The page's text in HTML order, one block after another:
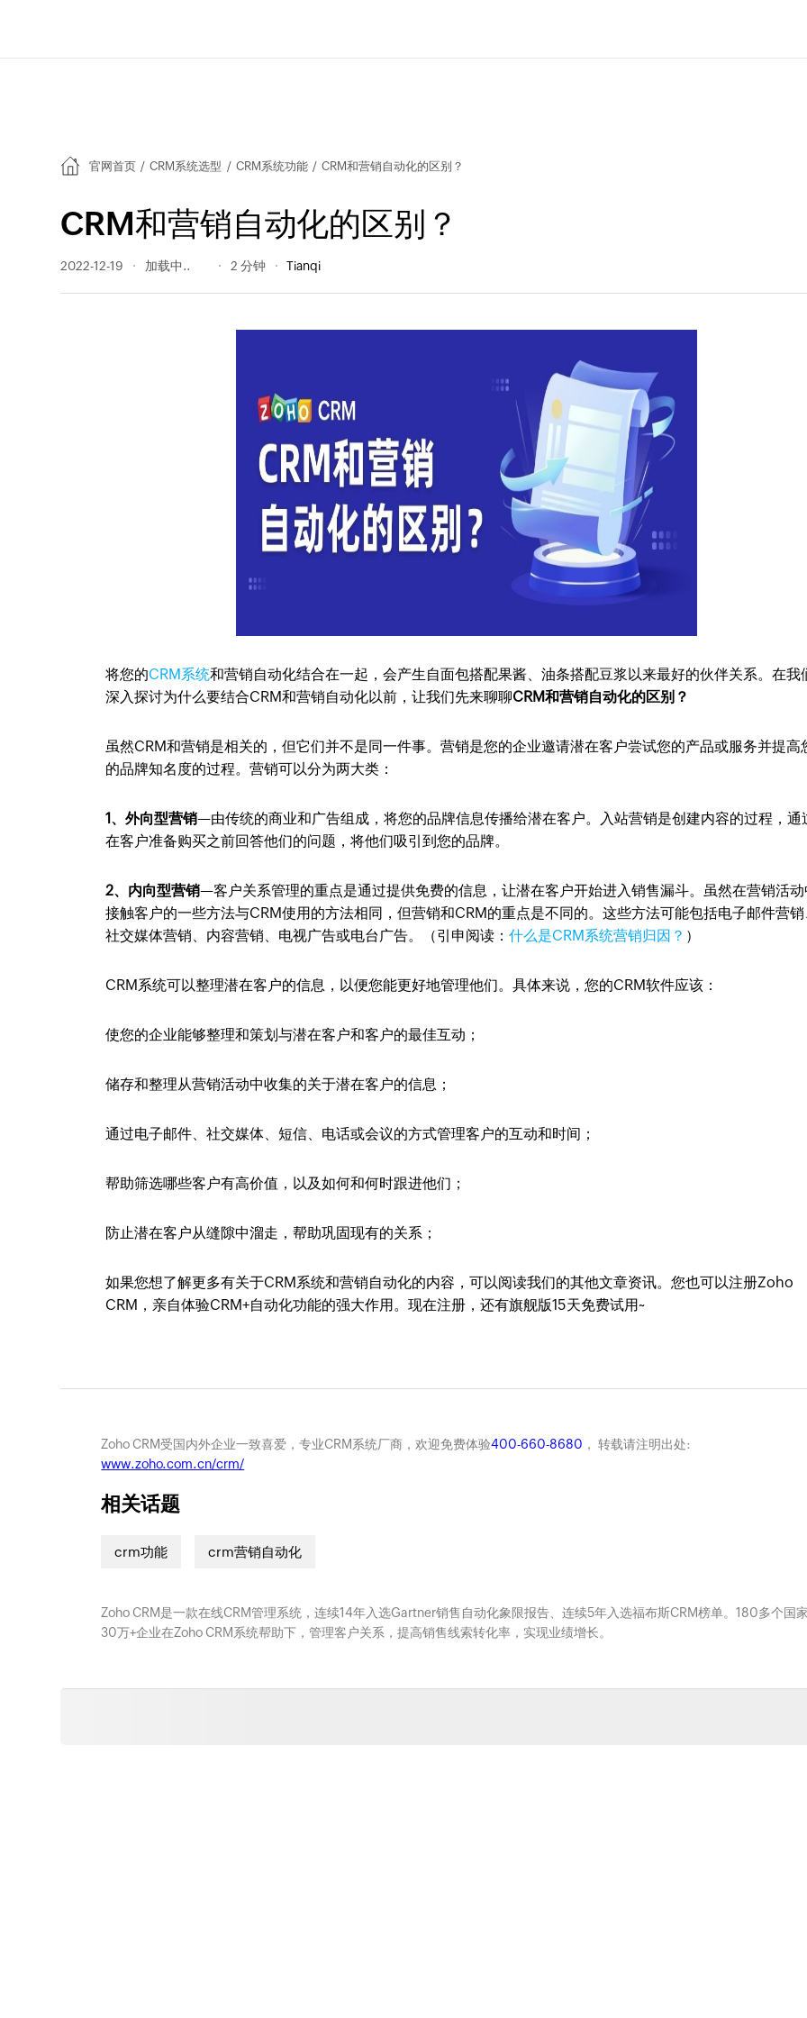
官网首页 / CRM系统选型 / CRM系统功能 / CRM和营销自动化的区别？
CRM和营销自动化的区别？
2022-12-19 266 阅读量 2 分钟 Tianqi
将您的CRM系统和营销自动化结合在一起，会产生自面包搭配果酱、油条搭配豆浆以来最好的伙伴关系。在我
深入探讨为什么要结合CRM和营销自动化以前，让我们先来聊聊CRM和营销自动化的区别？
虽然CRM和营销是相关的，但它们并不是同一件事。营销是您的企业邀请潜在客户尝试您的产品或服务并提高
的品牌知名度的过程。营销可以分为两大类：
1、外向型营销—由传统的商业和广告组成，将您的品牌信息传播给潜在客户。入站营销是创建内容的过程，通
在客户准备购买之前回答他们的问题，将他们吸引到您的品牌。
2、内向型营销—客户关系管理的重点是通过提供免费的信息，让潜在客户开始进入销售漏斗。虽然在营销活动
接触客户的一些方法与CRM使用的方法相同，但营销和CRM的重点是不同的。这些方法可能包括电子邮件营销
社交媒体营销、内容营销、电视广告或电台广告。（引申阅读：什么是CRM系统营销归因？ ）
CRM系统可以整理潜在客户的信息，以便您能更好地管理他们。具体来说，您的CRM软件应该：
使您的企业能够整理和策划与潜在客户和客户的最佳互动；
储存和整理从营销活动中收集的关于潜在客户的信息；
通过电子邮件、社交媒体、短信、电话或会议的方式管理客户的互动和时间；
帮助筛选哪些客户有高价值，以及如何和何时跟进他们；
防止潜在客户从缝隙中溜走，帮助巩固现有的关系；
如果您想了解更多有关于CRM系统和营销自动化的内容，可以阅读我们的其他文章资讯。您也可以注册Zoho
CRM，亲自体验CRM+自动化功能的强大作用。现在注册，还有旗舰版15天免费试用~
Zoho CRM受国内外企业一致喜爱，专业CRM系统厂商，欢迎免费体验400-660-8680 ， 转载请注明出处:
www.zoho.com.cn/crm/
相关话题
crm功能 crm营销自动化
Zoho CRM是一款在线CRM管理系统，连续14年入选Gartner销售自动化象限报告、连续5年入选福布斯CRM榜单。180多个国
30万+企业在Zoho CRM系统帮助下，管理客户关系，提高销售线索转化率，实现业绩增长。